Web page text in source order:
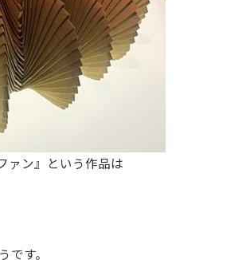
ァン』という作品は
す。